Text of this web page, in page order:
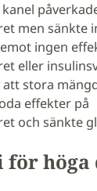
men sänkte
ingen
eller
stora
effekter på
och sänkte
höga